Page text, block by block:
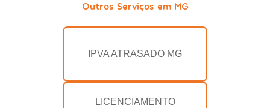
Outros Serviços em MG
IPVA ATRASADO MG
LICENCIAMENTO